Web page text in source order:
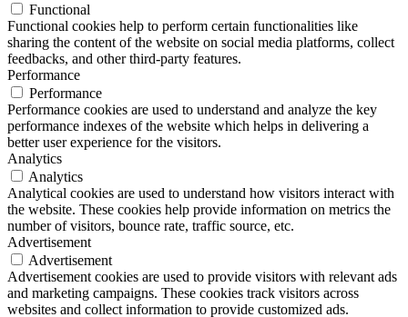
Functional
Functional cookies help to perform certain functionalities like
sharing the content of the website on social media platforms, collect
feedbacks, and other third-party features.
Performance
Performance
Performance cookies are used to understand and analyze the key
performance indexes of the website which helps in delivering a
better user experience for the visitors.
Analytics
Analytics
Analytical cookies are used to understand how visitors interact with
the website. These cookies help provide information on metrics the
number of visitors, bounce rate, traffic source, etc.
Advertisement
Advertisement
Advertisement cookies are used to provide visitors with relevant ads
and marketing campaigns. These cookies track visitors across
websites and collect information to provide customized ads.